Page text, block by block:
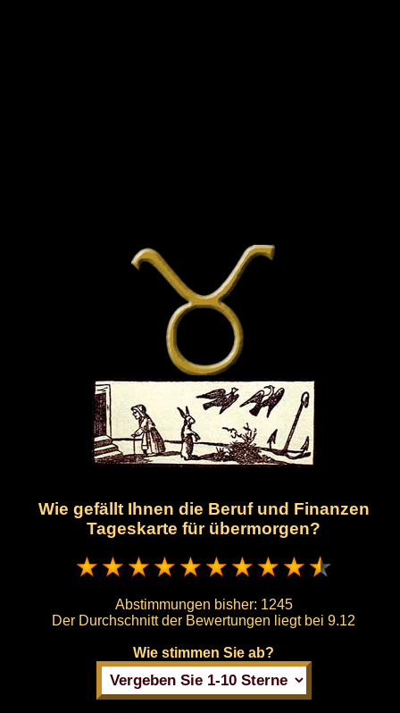
Wie gefällt Ihnen die Beruf und Finanzen
Tageskarte für übermorgen?
Abstimmungen bisher: 1245
Der Durchschnitt der Bewertungen liegt bei 9.12
Wie stimmen Sie ab?